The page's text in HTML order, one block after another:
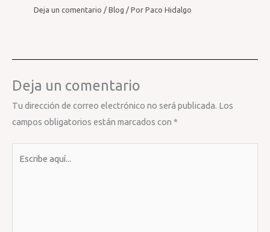
Deja un comentario /Blog / PorPaco Hidalgo
Deja un comentario
Tu dirección de correo electrónico no será publicada. Los
campos obligatorios están marcados con *